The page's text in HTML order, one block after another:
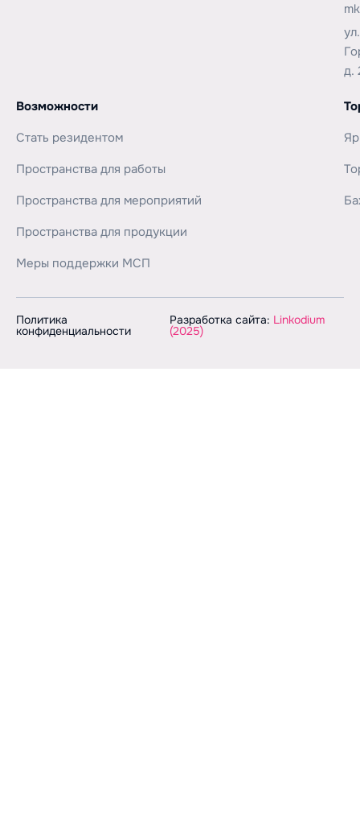
д.
Возможности
Стать резидентом
Пространства для работы
Пространства для мероприятий
Пространства для продукции
Меры поддержки МСП
Политика
конфиденциальности
Разработка сайта: Linkodium
(2025)